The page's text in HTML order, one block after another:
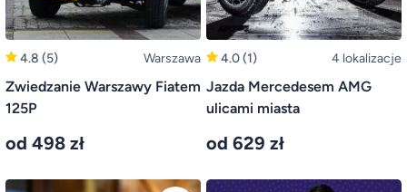
4.8 (5) Warszawa
Zwiedzanie Warszawy Fiatem
125P
od 498 zł
4.0(1) 4 lokalizacje
Jazda Mercedesem AMG
ulicami miasta
od 629 zł